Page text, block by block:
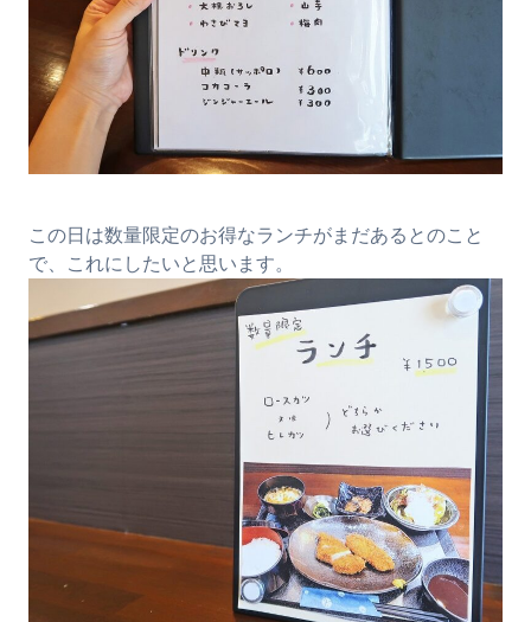
この日は数量限定のお得なランチがまだあるとのこと
で、これにしたいと思います。